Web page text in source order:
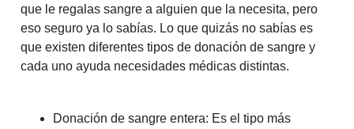
que le regalas sangre a alguien que la necesita, pero
eso seguro ya lo sabías. Lo que quizás no sabías es
que existen diferentes tipos de donación de sangre y
cada uno ayuda necesidades médicas distintas.
Donación de sangre entera: Es el tipo más